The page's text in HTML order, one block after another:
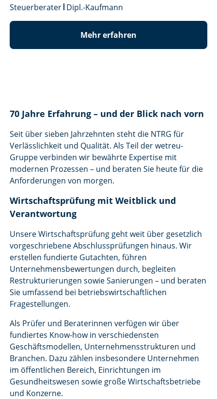
Steuerberater Dipl.-Kaufmann
Mehr erfahren
70 Jahre Erfahrung – und der Blick nach vorn
Seit über sieben Jahrzehnten steht die NTRG für
Verlässlichkeit und Qualität. Als Teil der wetreu-
Gruppe verbinden wir bewährte Expertise mit
modernen Prozessen – und beraten Sie heute für die
Anforderungen von morgen.
Wirtschaftsprüfung mit Weitblick und
Verantwortung
Unsere Wirtschaftsprüfung geht weit über gesetzlich
vorgeschriebene Abschlussprüfungen hinaus. Wir
erstellen fundierte Gutachten, führen
Unternehmensbewertungen durch, begleiten
Restrukturierungen sowie Sanierungen – und beraten
Sie umfassend bei betriebswirtschaftlichen
Fragestellungen.
Als Prüfer und Beraterinnen verfügen wir über
fundiertes Know-how in verschiedensten
Geschäftsmodellen, Unternehmensstrukturen und
Branchen. Dazu zählen insbesondere Unternehmen
im öffentlichen Bereich, Einrichtungen im
Gesundheitswesen sowie große Wirtschaftsbetriebe
und Konzerne.